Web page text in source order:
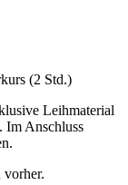
(2 Std.)
Leihmaterial
Im Anschluss